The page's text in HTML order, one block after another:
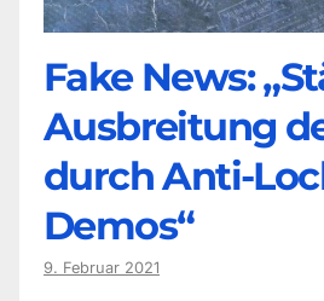
Fake News:
Ausbreitung
durch Anti-
Demos“
9. Februar 2021